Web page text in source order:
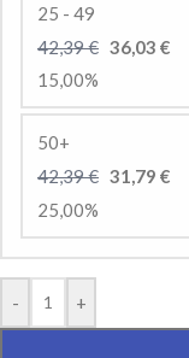
25 - 49
42,39 € 36,03 €
15,00%
50+
42,39 € 31,79 €
25,00%
- +